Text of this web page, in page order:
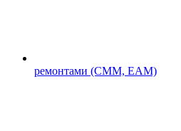
ремонтами (CMM, EAM)